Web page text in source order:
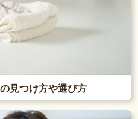
見つけ方や選び方